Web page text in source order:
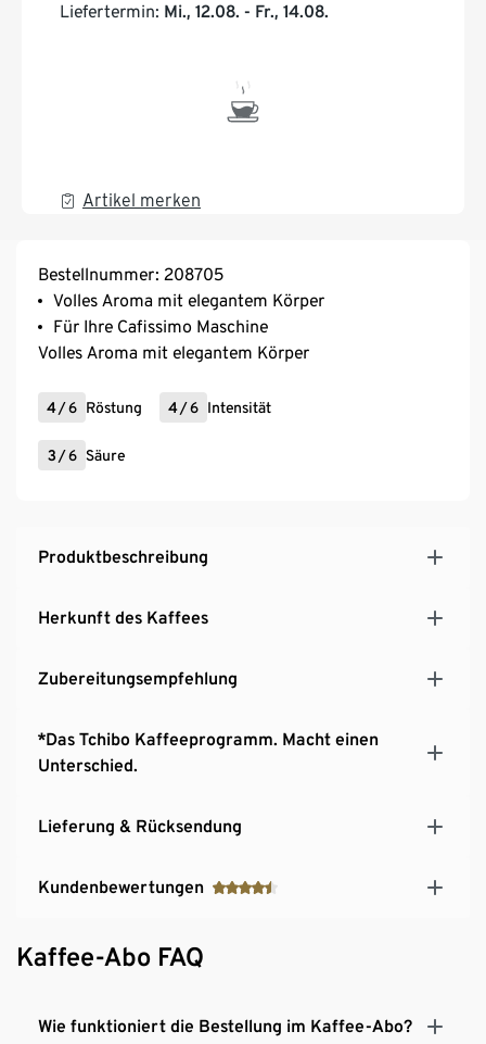
Liefertermin: Mi., 12.08. - Fr., 14.08.
Artikel merken
Bestellnummer: 208705
Volles Aroma mit elegantem Körper
Für Ihre Cafissimo Maschine
Volles Aroma mit elegantem Körper
4/6 Röstung 4/6 Intensität
3/6 Säure
Produktbeschreibung
Herkunft des Kaffees
Zubereitungsempfehlung
*Das Tchibo Kaffeeprogramm. Macht einen
Unterschied.
Lieferung & Rücksendung
Kundenbewertungen
Kaffee-Abo FAQ
Wie funktioniert die Bestellung im Kaffee-Abo?